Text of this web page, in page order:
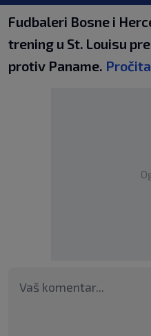
Fudbaleri Bosne i
trening u St. Louisu
protiv Paname.